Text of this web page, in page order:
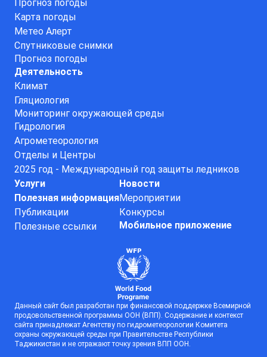
Прогноз погоды
Карта погоды
Метео Алерт
Спутниковые снимки
Прогноз погоды
Деятельность
Климат
Гляциология
Мониторинг окружающей среды
Гидрология
Агрометеорология
Отделы и Центры
2025 год - Международный год защиты ледников
Услуги
Полезная информация
Публикации
Полезные ссылки
Новости
Мероприятии
Конкурсы
Мобильное приложение
Данный сайт был разработан при финансовой поддержке Всемирной
продовольственной программы ООН (ВПП). Содержание и контекст
сайта принадлежат Агентству по гидрометеорологии Комитета
охраны окружающей среды при Правительстве Республики
Таджикистан и не отражают точку зрения ВПП ООН.